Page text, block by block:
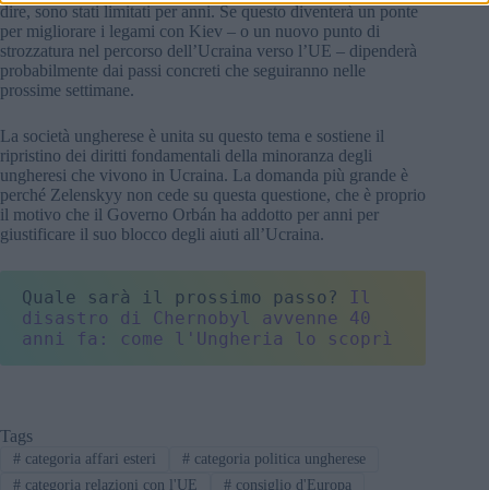
dire, sono stati limitati per anni. Se questo diventerà un ponte
per migliorare i legami con Kiev – o un nuovo punto di
strozzatura nel percorso dell’Ucraina verso l’UE – dipenderà
probabilmente dai passi concreti che seguiranno nelle
prossime settimane.
La società ungherese è unita su questo tema e sostiene il
ripristino dei diritti fondamentali della minoranza degli
ungheresi che vivono in Ucraina. La domanda più grande è
perché Zelenskyy non cede su questa questione, che è proprio
il motivo che il Governo Orbán ha addotto per anni per
giustificare il suo blocco degli aiuti all’Ucraina.
Quale sarà il prossimo passo?
Il
disastro di Chernobyl avvenne 40
anni fa: come l'Ungheria lo scoprì
Tags
#categoria affari esteri #categoria politica ungherese
#categoria relazioni con l'UE #consiglio d'Europa